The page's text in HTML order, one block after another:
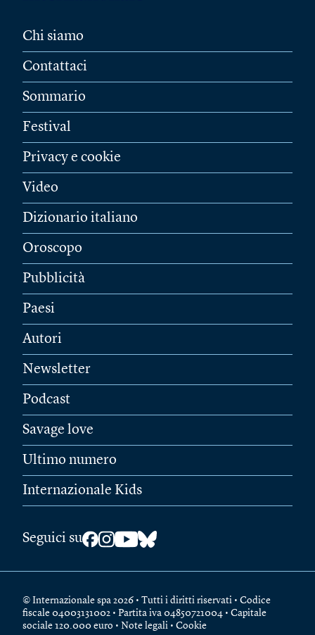
Chi siamo
Contattaci
Sommario
Festival
Privacy e cookie
Video
Dizionario italiano
Oroscopo
Pubblicità
Paesi
Autori
Newsletter
Podcast
Savage love
Ultimo numero
Internazionale Kids
Seguici su
© Internazionale spa 2026 • Tutti i diritti riservati • Codice
fiscale 04003131002 • Partita iva 04850721004 • Capitale
sociale 120.000 euro • Note legali • Cookie